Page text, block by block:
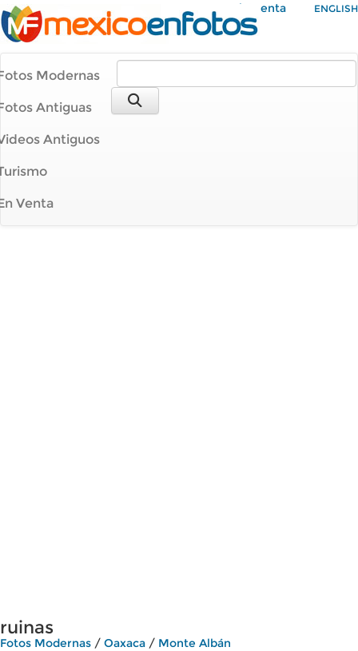
Mi Cuenta ENGLISH
Modernas
Antiguas
Antiguos
Venta
ruinas
Fotos Modernas / Oaxaca / Monte Albán